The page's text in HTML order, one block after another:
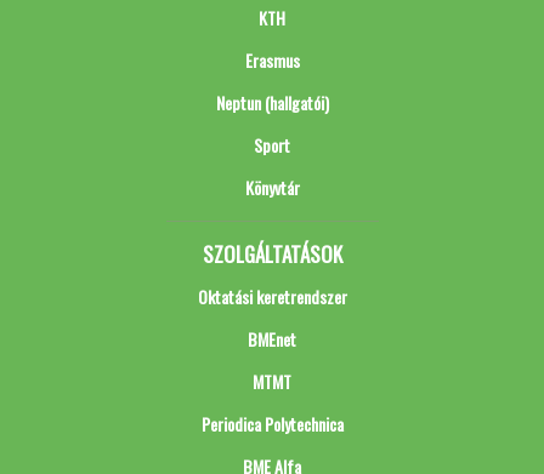
KTH
Erasmus
Neptun (hallgatói)
Sport
Könyvtár
SZOLGÁLTATÁSOK
Oktatási keretrendszer
BMEnet
MTMT
Periodica Polytechnica
BME Alfa